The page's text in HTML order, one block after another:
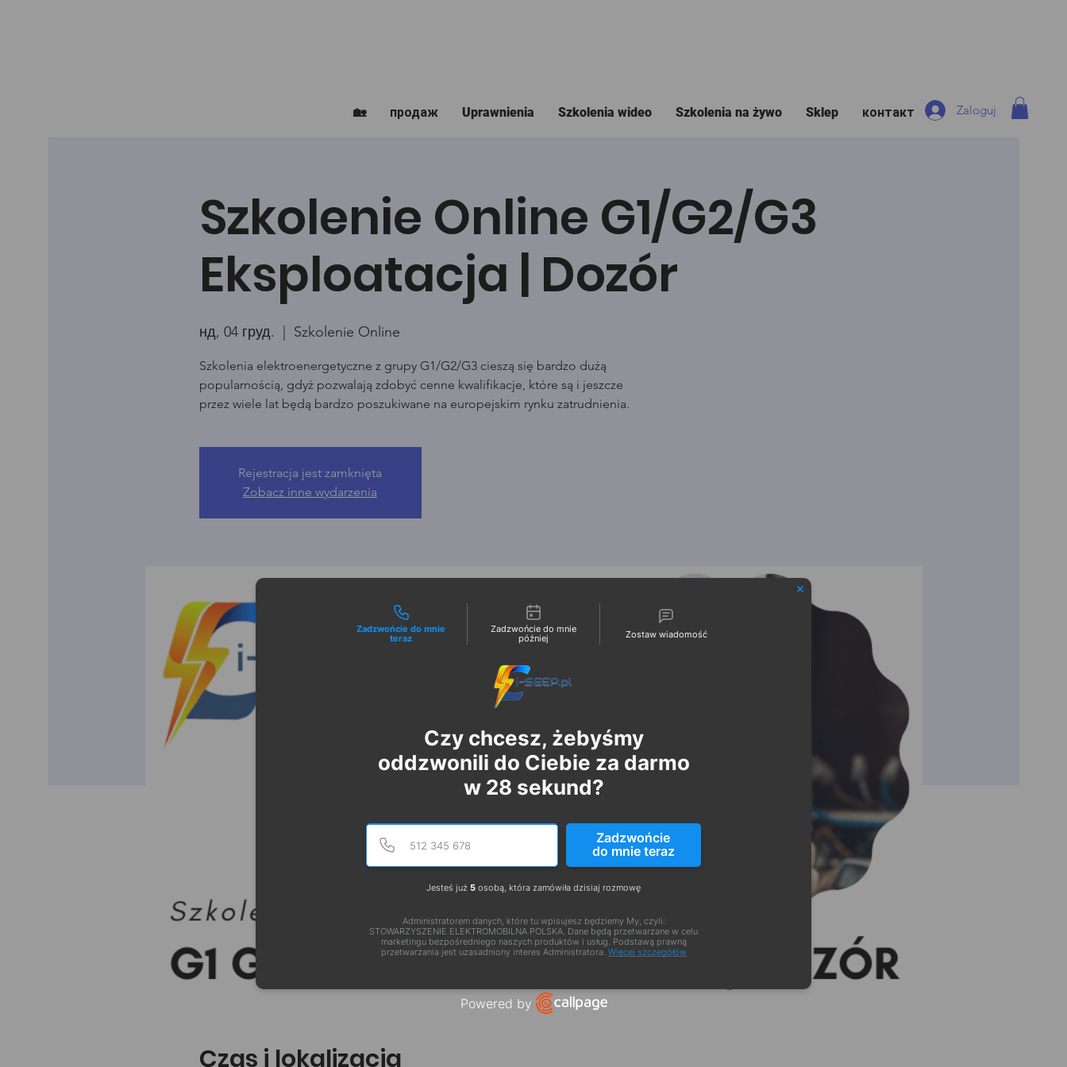
🏡 продаж Uprawnienia Szkolenia wideo Szkolenia na żywo Sklep контакт Zaloguj
Szkolenie Online G1/G2/G3
Eksploatacja | Dozór
нд, 04 груд.
  |
Szkolenie Online
Szkolenia elektroenergetyczne z grupy G1/G2/G3 cieszą się bardzo dużą
popularnością, gdyż pozwalają zdobyć cenne kwalifikacje, które są i jeszcze
przez wiele lat będą bardzo poszukiwane na europejskim rynku zatrudnienia.
Rejestracja jest zamknięta
Zobacz inne wydarzenia
Czas i lokalizacja
Możliwości kontaktu
Zadzwońcie do mnie
teraz
Zadzwońcie do mnie
później
Zostaw wiadomość
Czy chcesz, żebyśmy
oddzwonili do Ciebie za darmo
w 28 sekund?
Numer telefonu
Podaj poprawny numer telefonu w formacie E164
Zadzwońcie
do mnie teraz
Jesteś już 5 osobą, która zamówiła dzisiaj rozmowę
Administratorem danych, które tu wpisujesz będziemy My, czyli:
STOWARZYSZENIE ELEKTROMOBILNA POLSKA. Dane będą przetwarzane w celu
marketingu bezpośredniego naszych produktów i usług. Podstawą prawną
przetwarzania jest uzasadniony interes Administratora. Więcej szczegółów
Powered by